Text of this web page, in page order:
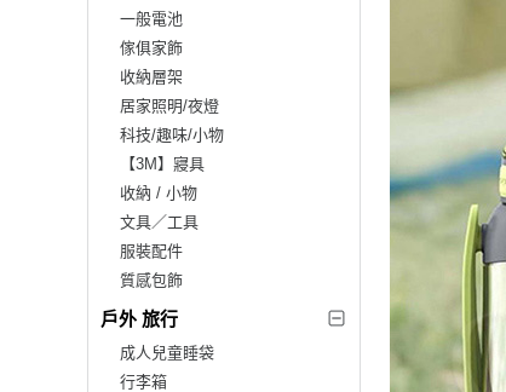
一般電池
傢俱家飾
收納層架
居家照明/夜燈
科技/趣味/小物
【3M】寢具
收納 / 小物
文具／工具
服裝配件
質感包飾
戶外 旅行
成人兒童睡袋
行李箱